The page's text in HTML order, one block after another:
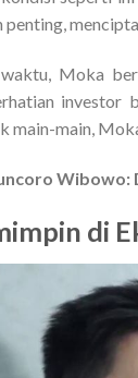
penting,
waktu, Moka
investor
main-main,
Wibowo:
di